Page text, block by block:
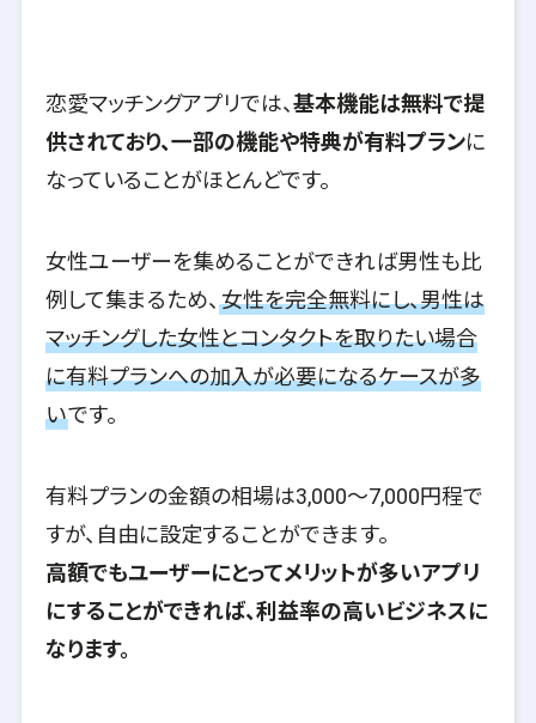
恋愛マッチングアプリでは、基本機能は無料で提
供されており、一部の機能や特典が有料プランに
なっていることがほとんどです。
女性ユーザーを集めることができれば男性も比
例して集まるため、 女性を完全無料にし、男性は
マッチングした女性とコンタクトを取りたい場合
に有料プランへの加入が必要になるケースが多
いです。
有料プランの金額の相場は3,000～7,000円程で
すが、自由に設定することができます。
高額でもユーザーにとってメリットが多いアプリ
にすることができれば、利益率の高いビジネスに
なります。